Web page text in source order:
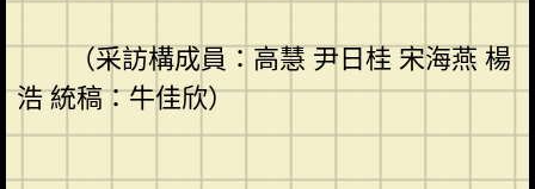
（采訪構成員：高慧 尹日桂 宋海燕 楊
浩 統稿：牛佳欣）